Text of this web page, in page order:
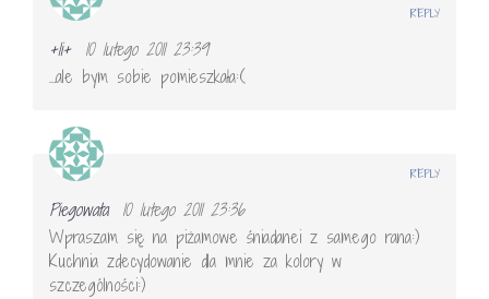
+li+
10 lutego 2011 23:39
…ale bym sobie pomieszkała:(
REPLY
Piegowata
10 lutego 2011 23:36
Wpraszam się na piżamowe śniadanei z samego rana:)
Kuchnia zdecydowanie dla mnie za kolory w
szczególności:)
REPLY